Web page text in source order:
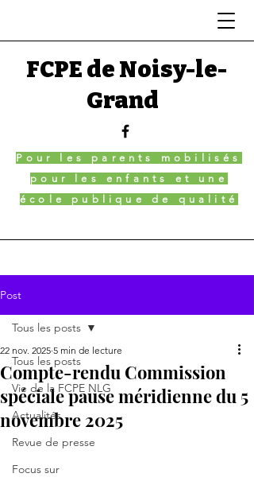
FCPE de Noisy-le-
Grand
Pour les parents mobilisés
pour les enfants et une
école publique de qualité
Post
Tous les posts
Vie de la FCPE NLG
Actualités
Revue de presse
Focus sur
Tous les posts
Compte-rendu Commission
spéciale pause méridienne du 5
novembre 2025
22 nov. 2025 5 min de lecture